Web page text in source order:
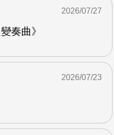
奏曲》
2026/07/27
2026/07/23